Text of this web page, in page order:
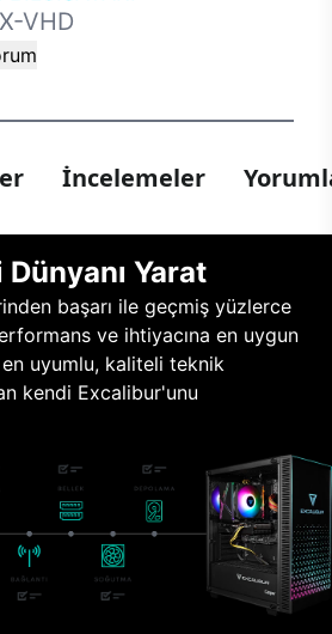
VHD
İncelemeler
Yarat
başarı ile geçmiş yüzlerce
ve ihtiyacına en uygun
uyumlu, kaliteli teknik
kendi Excalibur'unu